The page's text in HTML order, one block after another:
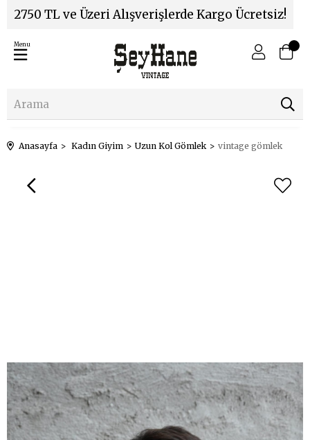
2750 TL ve Üzeri Alışverişlerde Kargo Ücretsiz!
Menu
Anasayfa Kadın Giyim Uzun Kol Gömlek vintage gömlek